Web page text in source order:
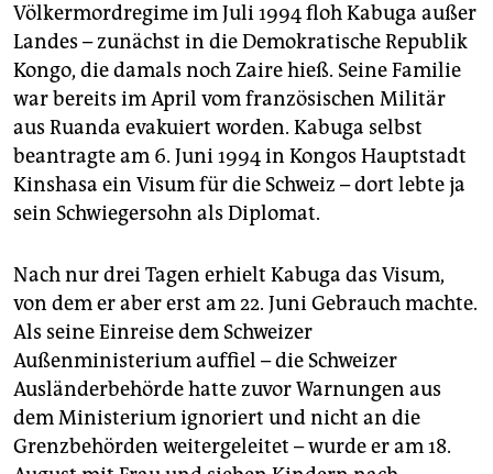
Völkermordregime im Juli 1994 floh Kabuga außer
Landes – zunächst in die Demokratische Republik
Kongo, die damals noch Zaire hieß. Seine Familie
war bereits im April vom französischen Militär
aus Ruanda evakuiert worden. Kabuga selbst
beantragte am 6. Juni 1994 in Kongos Hauptstadt
Kinshasa ein Visum für die Schweiz – dort lebte ja
sein Schwiegersohn als Diplomat.
Nach nur drei Tagen erhielt Kabuga das Visum,
von dem er aber erst am 22. Juni Gebrauch machte.
Als seine Einreise dem Schweizer
Außenministerium auffiel – die Schweizer
Ausländerbehörde hatte zuvor Warnungen aus
dem Ministerium ignoriert und nicht an die
Grenzbehörden weitergeleitet – wurde er am 18.